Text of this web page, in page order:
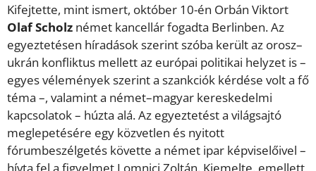
Kifejtette, mint ismert, október 10-én Orbán Viktort
Olaf Scholz német kancellár fogadta Berlinben. Az
egyeztetésen híradások szerint szóba került az orosz–
ukrán konfliktus mellett az európai politikai helyzet is –
egyes vélemények szerint a szankciók kérdése volt a fő
téma –, valamint a német–magyar kereskedelmi
kapcsolatok – húzta alá. Az egyeztetést a világsajtó
meglepetésére egy közvetlen és nyitott
fórumbeszélgetés követte a német ipar képviselőivel –
hívta fel a figyelmet Lomnici Zoltán. Kiemelte, emellett